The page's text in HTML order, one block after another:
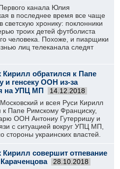
канала Юлия
в последнее время все чаще
светскую хронику: поклонники
троих детей футболиста
человека. Похоже, и пиарщики
лиц телеканала следят
Кирилл обратился к Папе
и генсеку ООН из-за
на УПЦ МП
14.12.2018
и всея Руси Кирилл
к Папе Римскому Франциску,
ООН Антониу Гутерришу и
с ситуацией вокруг УПЦ МП,
стороны украинских властей.
Кирилл совершит отпевание
28.10.2018